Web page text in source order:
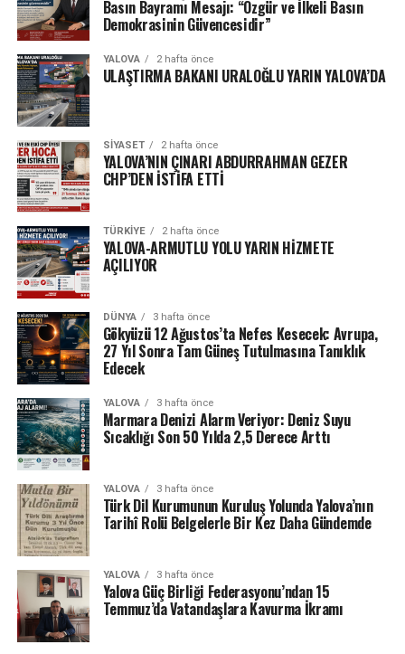
Basın Bayramı Mesajı: “Özgür ve İlkeli Basın
Demokrasinin Güvencesidir”
YALOVA 2 hafta önce
ULAŞTIRMA BAKANI URALOĞLU YARIN YALOVA’DA
SIYASET 2 hafta önce
YALOVA’NIN ÇINARI ABDURRAHMAN GEZER
CHP’DEN İSTİFA ETTİ
TÜRKIYE 2 hafta önce
YALOVA-ARMUTLU YOLU YARIN HİZMETE
AÇILIYOR
DÜNYA 3 hafta önce
Gökyüzü 12 Ağustos’ta Nefes Kesecek: Avrupa,
27 Yıl Sonra Tam Güneş Tutulmasına Tanıklık
Edecek
YALOVA 3 hafta önce
Marmara Denizi Alarm Veriyor: Deniz Suyu
Sıcaklığı Son 50 Yılda 2,5 Derece Arttı
YALOVA 3 hafta önce
Türk Dil Kurumunun Kuruluş Yolunda Yalova’nın
Tarihî Rolü Belgelerle Bir Kez Daha Gündemde
YALOVA 3 hafta önce
Yalova Güç Birliği Federasyonu’ndan 15
Temmuz’da Vatandaşlara Kavurma İkramı